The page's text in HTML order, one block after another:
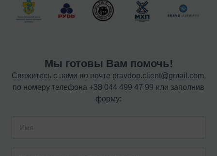
Мы готовы Вам помочь!
Свяжитесь с нами по почте pravdop.client@gmail.com,
по номеру телефона +38 044 499 47 99 или заполнив
форму: